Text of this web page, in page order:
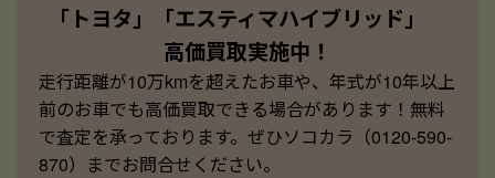
「トヨタ」「エスティマハイブリッド」
高価買取実施中！
走行距離が10万kmを超えたお車や、年式が10年以上
前のお車でも高価買取できる場合があります！無料
で査定を承っております。ぜひソコカラ（0120-590-
870）までお問合せください。